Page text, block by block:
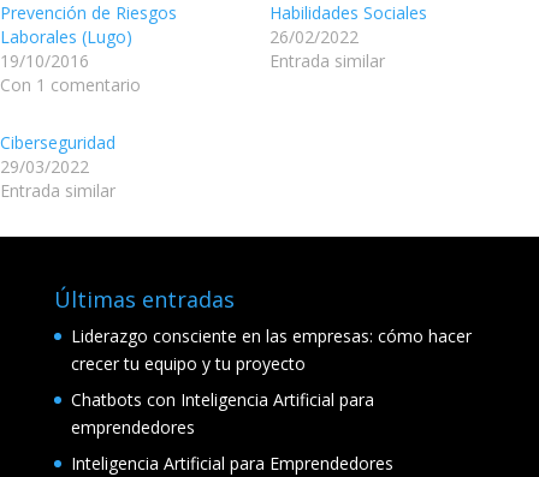
Prevención de Riesgos
Laborales (Lugo)
19/10/2016
Con 1 comentario
Habilidades Sociales
26/02/2022
Entrada similar
Ciberseguridad
29/03/2022
Entrada similar
Últimas entradas
Liderazgo consciente en las empresas: cómo hacer
crecer tu equipo y tu proyecto
Chatbots con Inteligencia Artificial para
emprendedores
Inteligencia Artificial para Emprendedores